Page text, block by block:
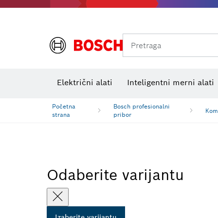
Pretraga
Električni alati Inteligentni merni alati
Početna
strana
Bosch profesionalni
pribor
Odaberite varijantu